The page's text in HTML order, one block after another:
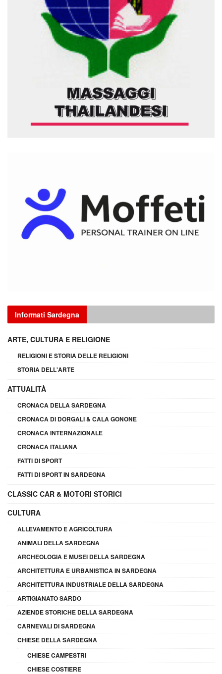
Informati Sardegna
ARTE, CULTURA E RELIGIONE
RELIGIONI E STORIA DELLE RELIGIONI
STORIA DELL'ARTE
ATTUALITÀ
CRONACA DELLA SARDEGNA
CRONACA DI DORGALI & CALA GONONE
CRONACA INTERNAZIONALE
CRONACA ITALIANA
FATTI DI SPORT
FATTI DI SPORT IN SARDEGNA
CLASSIC CAR & MOTORI STORICI
CULTURA
ALLEVAMENTO E AGRICOLTURA
ANIMALI DELLA SARDEGNA
ARCHEOLOGIA E MUSEI DELLA SARDEGNA
ARCHITETTURA E URBANISTICA IN SARDEGNA
ARCHITETTURA INDUSTRIALE DELLA SARDEGNA
ARTIGIANATO SARDO
AZIENDE STORICHE DELLA SARDEGNA
CARNEVALI DI SARDEGNA
CHIESE DELLA SARDEGNA
CHIESE CAMPESTRI
CHIESE COSTIERE